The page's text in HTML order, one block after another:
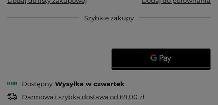
Szybkie zakupy
Dostępny Wysyłka w czwartek
Darmowa i szybka dostawa od 69,00 zł